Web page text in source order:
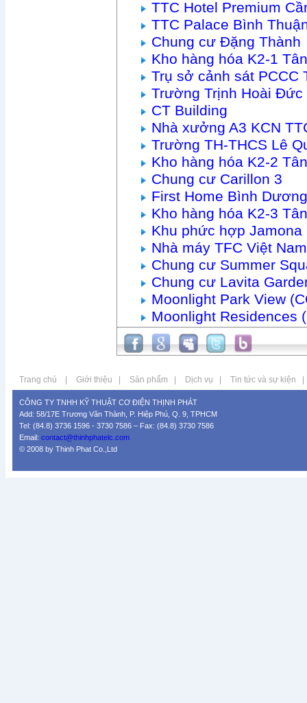
TTC Hotel Premium
TTC Palace Bình
Chung cư Đặng Thành
Kho hàng hóa K2-1
Trụ sở cảnh sát PCCC
Trường Trịnh Hoài Đức
CT Building
Nhà xưởng A3 KCN
Trường TH-THCS Lê
Kho hàng hóa K2-2
Chung cư Carillon 3
First Home Bình Dương
Kho hàng hóa K2-3
Khu phức hợp Jamona
Nhà máy TFC Việt Nam
Chung cư Summer
Chung cư Lavita
Moonlight Park View
Moonlight Residences
Trang chủ Giới thiệu Sản phẩm Dịch vụ Tin tức và sự kiện
CÔNG TY TNHH KỸ THUẬT CƠ ĐIỆN THỊNH PHÁT
Add: 58/17E Trương Văn Thành, P. Hiệp Phú, Q. 9, TPHCM
Tel: (84.8) 3736 1596 - 3730 7586 – Fax: (84.8) 3730 7586
Email: contact@thinhphatelc.com
© 2008 by Thinh Phat Co.,Ltd